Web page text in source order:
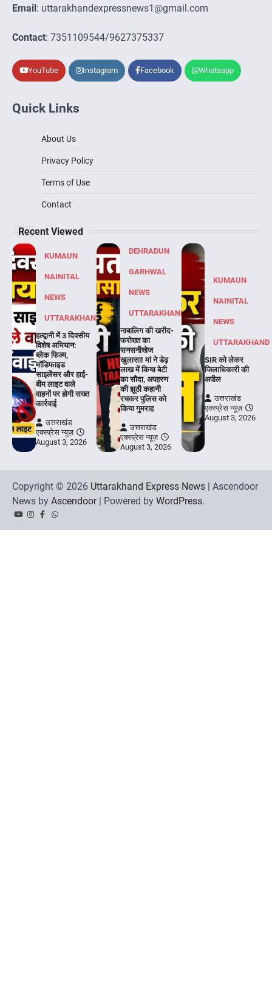
Email: uttarakhandexpressnews1@gmail.com
Contact: 7351109544/9627375337
YouTube Instagram Facebook Whatsapp
Quick Links
About Us
Privacy Policy
Terms of Use
Contact
Recent Viewed
KUMAUN
NAINITAL
NEWS
UTTARAKHAND
हल्द्वानी में 3 दिवसीय
विशेष अभियान:
ब्लैक फिल्म,
मॉडिफाइड
साइलेंसर और हाई-
बीम लाइट वाले
वाहनों पर होगी सख्त
कार्रवाई
उत्तराखंड
एक्स्प्रेस न्यूज़
August 3, 2026
DEHRADUN
GARHWAL
NEWS
UTTARAKHAND
नाबालिग की खरीद-
फरोख्त का
सनसनीखेज
खुलासा! मां ने डेढ़
लाख में किया बेटी
का सौदा, अपहरण
की झूठी कहानी
रचकर पुलिस को
किया गुमराह
उत्तराखंड
एक्स्प्रेस न्यूज़
August 3, 2026
KUMAUN
NAINITAL
NEWS
UTTARAKHAND
SIR को लेकर
जिलाधिकारी की
अपील
उत्तराखंड
एक्स्प्रेस न्यूज़
August 3, 2026
Copyright © 2026 Uttarakhand Express News | Ascendoor
News by Ascendoor| Powered by WordPress.
YouTubeInstagram
Facebook
Whatsapp